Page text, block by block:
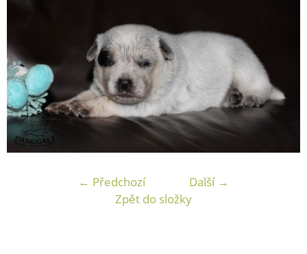
← Předchozí
Další →
Zpět do složky